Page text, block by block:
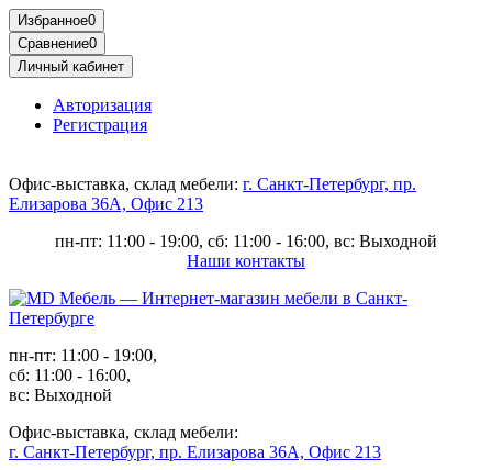
Избранное0
Сравнение0
Личный кабинет
Авторизация
Регистрация
Офис-выставка, склад мебели: г. Санкт-Петербург, пр.
Елизарова 36А, Офис 213
пн-пт: 11:00 - 19:00, сб: 11:00 - 16:00, вс: Выходной
Наши контакты
пн-пт: 11:00 - 19:00,
сб: 11:00 - 16:00,
вс: Выходной
Офис-выставка, склад мебели:
г. Санкт-Петербург, пр. Елизарова 36А, Офис 213